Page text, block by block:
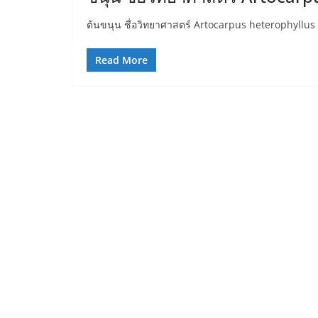
ต้นขนุน ชื่อวิทยาศาสตร์ Artocarpus heterophyllus
Read More